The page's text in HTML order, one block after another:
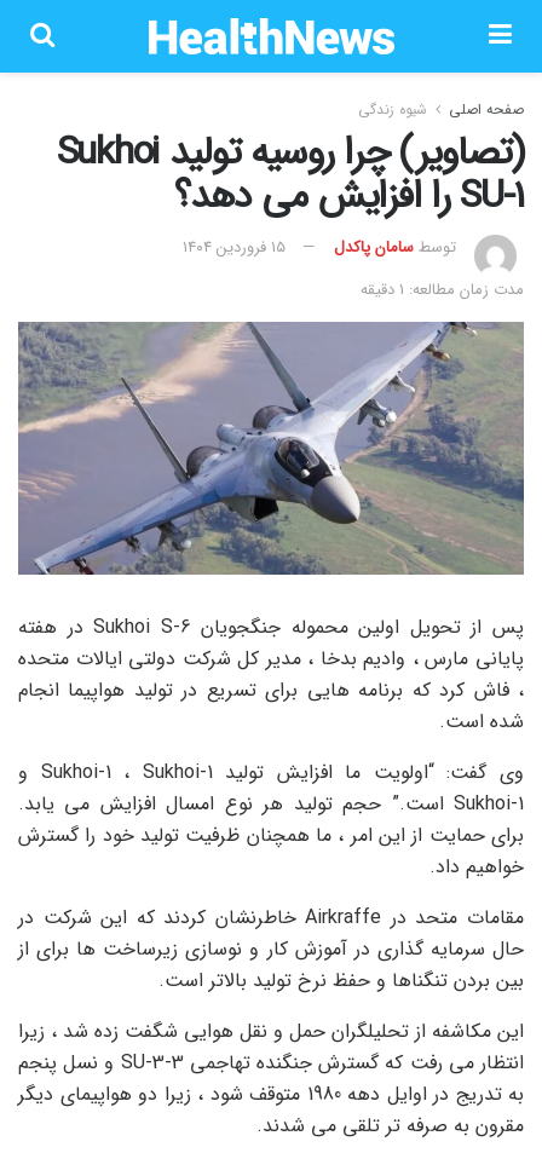
صفحه اصلی شیوه زندگی
(تصاویر) چرا روسیه تولید Sukhoi
SU-1 را افزایش می دهد؟
توسطسامان پاکدل
۱۵ فروردین ۱۴۰۴
مدت زمان مطالعه: 1 دقیقه
پس از تحویل اولین محموله جنگجویان Sukhoi S-6 در هفته
پایانی مارس ، وادیم بدخا ، مدیر کل شرکت دولتی ایالات متحده
، فاش کرد که برنامه هایی برای تسریع در تولید هواپیما انجام
شده است.
وی گفت: “اولویت ما افزایش تولید Sukhoi-1 ، Sukhoi-1 و
Sukhoi-1 است.” حجم تولید هر نوع امسال افزایش می یابد.
برای حمایت از این امر ، ما همچنان ظرفیت تولید خود را گسترش
خواهیم داد.
مقامات متحد در Airkraffe خاطرنشان کردند که این شرکت در
حال سرمایه گذاری در آموزش کار و نوسازی زیرساخت ها برای از
بین بردن تنگناها و حفظ نرخ تولید بالاتر است.
این مکاشفه از تحلیلگران حمل و نقل هوایی شگفت زده شد ، زیرا
انتظار می رفت که گسترش جنگنده تهاجمی SU-3-3 و نسل پنجم
به تدریج در اوایل دهه 1980 متوقف شود ، زیرا دو هواپیمای دیگر
مقرون به صرفه تر تلقی می شدند.